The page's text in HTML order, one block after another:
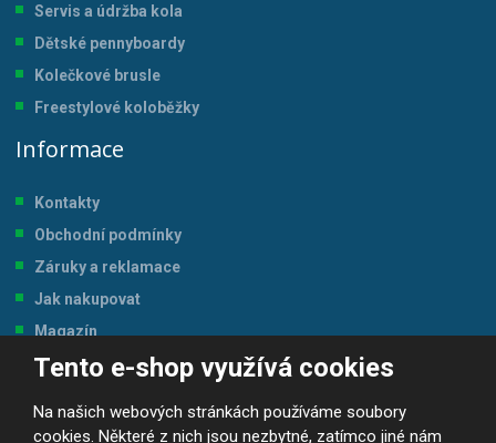
Tento e-shop využívá cookies
Na našich webových stránkách používáme soubory
cookies. Některé z nich jsou nezbytné, zatímco jiné nám
Servis a údržba kola
Dětské pennyboardy
Kolečkové brusle
Freestylové koloběžky
Informace
Kontakty
Obchodní podmínky
Záruky a reklamace
Jak nakupovat
Magazín
Tabulka velikostí